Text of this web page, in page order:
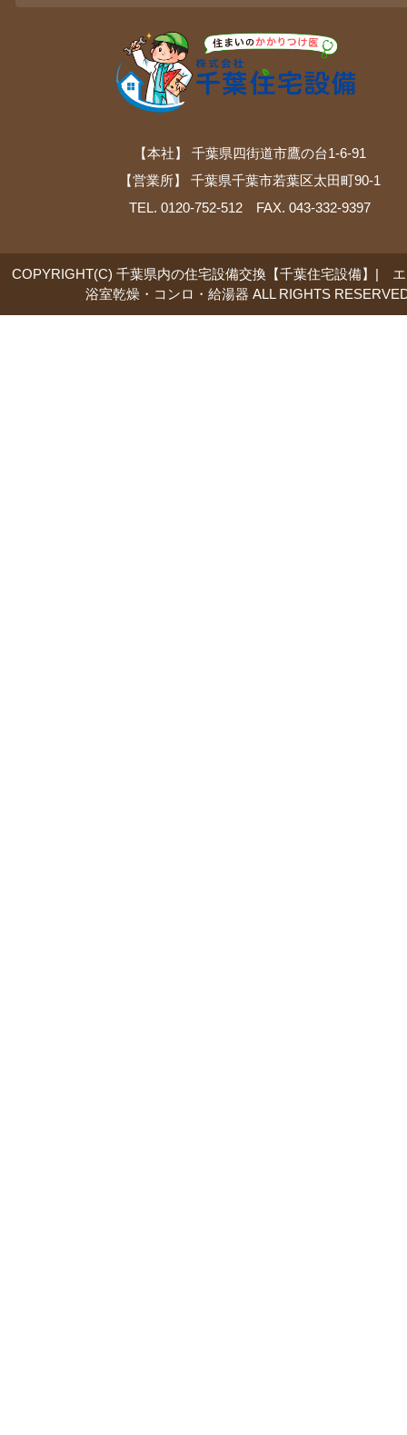
【本社】 千葉県四街道市鷹の台1-6-91
【営業所】 千葉県千葉市若葉区太田町90-1
TEL. 0120-752-512 FAX. 043-332-9397
COPYRIGHT(C) 千葉県内の住宅設備交換【千葉住宅設備】|
浴室乾燥・コンロ・給湯器 ALL RIGHTS